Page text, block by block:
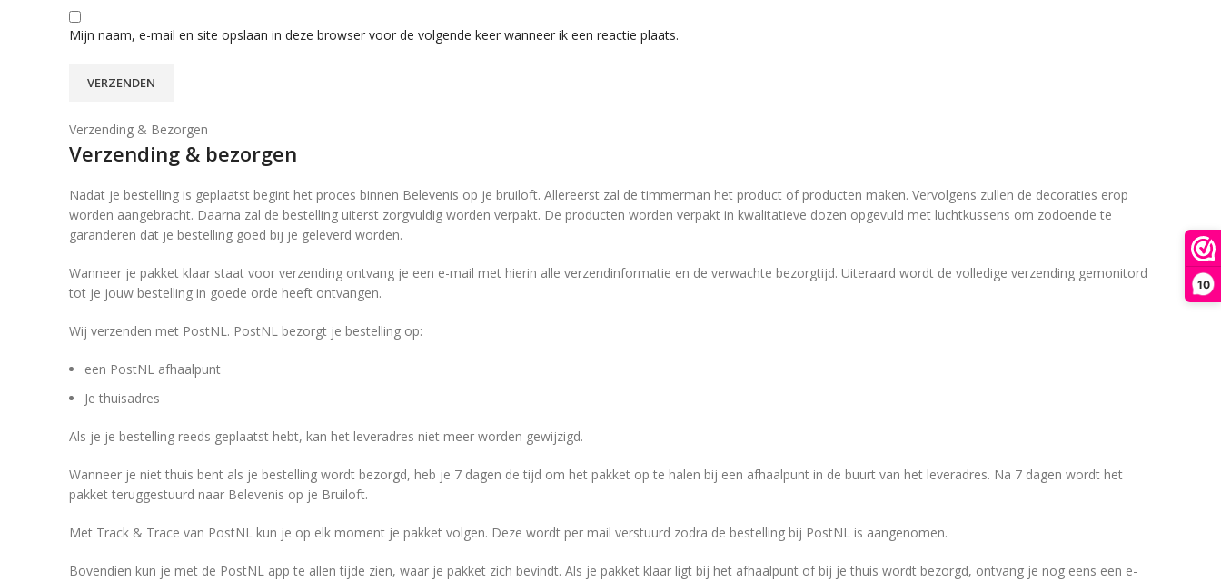
10
Mijn naam, e-mail en site opslaan in deze browser voor de volgende keer wanneer ik een reactie plaats.
Verzending & Bezorgen
Verzending & bezorgen
Nadat je bestelling is geplaatst begint het proces binnen Belevenis op je bruiloft. Allereerst zal de timmerman het product of producten maken. Vervolgens zullen de decoraties erop
worden aangebracht. Daarna zal de bestelling uiterst zorgvuldig worden verpakt. De producten worden verpakt in kwalitatieve dozen opgevuld met luchtkussens om zodoende te
garanderen dat je bestelling goed bij je geleverd worden.
Wanneer je pakket klaar staat voor verzending ontvang je een e-mail met hierin alle verzendinformatie en de verwachte bezorgtijd. Uiteraard wordt de volledige verzending gemonitord
tot je jouw bestelling in goede orde heeft ontvangen.
Wij verzenden met PostNL. PostNL bezorgt je bestelling op:
een PostNL afhaalpunt
Je thuisadres
Als je je bestelling reeds geplaatst hebt, kan het leveradres niet meer worden gewijzigd.
Wanneer je niet thuis bent als je bestelling wordt bezorgd, heb je 7 dagen de tijd om het pakket op te halen bij een afhaalpunt in de buurt van het leveradres. Na 7 dagen wordt het
pakket teruggestuurd naar Belevenis op je Bruiloft.
Met Track & Trace van PostNL kun je op elk moment je pakket volgen. Deze wordt per mail verstuurd zodra de bestelling bij PostNL is aangenomen.
Bovendien kun je met de PostNL app te allen tijde zien, waar je pakket zich bevindt. Als je pakket klaar ligt bij het afhaalpunt of bij je thuis wordt bezorgd, ontvang je nog eens een e-